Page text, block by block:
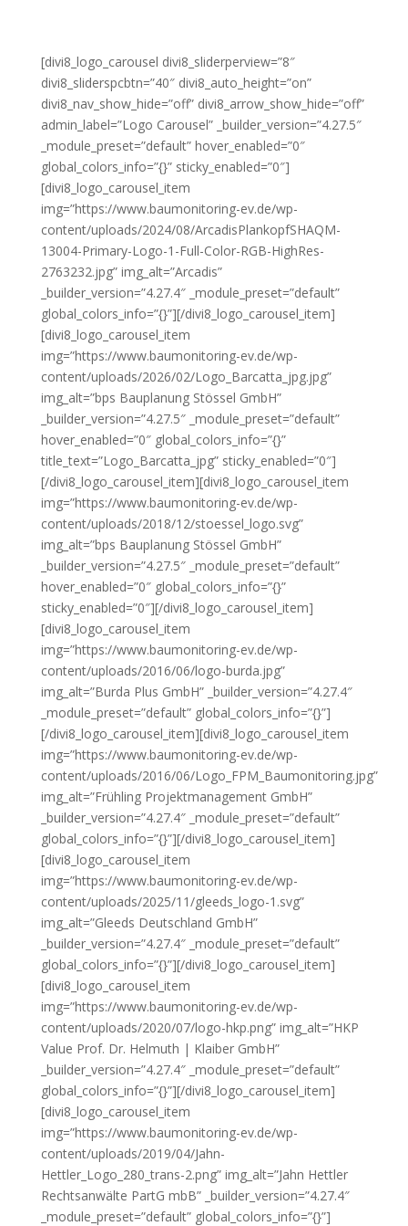
[divi8_logo_carousel divi8_sliderperview=”8″
divi8_sliderspcbtn=”40″ divi8_auto_height=”on”
divi8_nav_show_hide=”off” divi8_arrow_show_hide=”off”
admin_label=”Logo Carousel” _builder_version=”4.27.5″
_module_preset=”default” hover_enabled=”0″
global_colors_info=”{}” sticky_enabled=”0″]
[divi8_logo_carousel_item
img=”https://www.baumonitoring-ev.de/wp-
content/uploads/2024/08/ArcadisPlankopfSHAQM-
13004-Primary-Logo-1-Full-Color-RGB-HighRes-
2763232.jpg” img_alt=”Arcadis”
_builder_version=”4.27.4″ _module_preset=”default”
global_colors_info=”{}”][/divi8_logo_carousel_item]
[divi8_logo_carousel_item
img=”https://www.baumonitoring-ev.de/wp-
content/uploads/2026/02/Logo_Barcatta_jpg.jpg”
img_alt=”bps Bauplanung Stössel GmbH”
_builder_version=”4.27.5″ _module_preset=”default”
hover_enabled=”0″ global_colors_info=”{}”
title_text=”Logo_Barcatta_jpg” sticky_enabled=”0″]
[/divi8_logo_carousel_item][divi8_logo_carousel_item
img=”https://www.baumonitoring-ev.de/wp-
content/uploads/2018/12/stoessel_logo.svg”
img_alt=”bps Bauplanung Stössel GmbH”
_builder_version=”4.27.5″ _module_preset=”default”
hover_enabled=”0″ global_colors_info=”{}”
sticky_enabled=”0″][/divi8_logo_carousel_item]
[divi8_logo_carousel_item
img=”https://www.baumonitoring-ev.de/wp-
content/uploads/2016/06/logo-burda.jpg”
img_alt=”Burda Plus GmbH” _builder_version=”4.27.4″
_module_preset=”default” global_colors_info=”{}”]
[/divi8_logo_carousel_item][divi8_logo_carousel_item
img=”https://www.baumonitoring-ev.de/wp-
content/uploads/2016/06/Logo_FPM_Baumonitoring.jpg”
img_alt=”Frühling Projektmanagement GmbH”
_builder_version=”4.27.4″ _module_preset=”default”
global_colors_info=”{}”][/divi8_logo_carousel_item]
[divi8_logo_carousel_item
img=”https://www.baumonitoring-ev.de/wp-
content/uploads/2025/11/gleeds_logo-1.svg”
img_alt=”Gleeds Deutschland GmbH”
_builder_version=”4.27.4″ _module_preset=”default”
global_colors_info=”{}”][/divi8_logo_carousel_item]
[divi8_logo_carousel_item
img=”https://www.baumonitoring-ev.de/wp-
content/uploads/2020/07/logo-hkp.png” img_alt=”HKP
Value Prof. Dr. Helmuth | Klaiber GmbH”
_builder_version=”4.27.4″ _module_preset=”default”
global_colors_info=”{}”][/divi8_logo_carousel_item]
[divi8_logo_carousel_item
img=”https://www.baumonitoring-ev.de/wp-
content/uploads/2019/04/Jahn-
Hettler_Logo_280_trans-2.png” img_alt=”Jahn Hettler
Rechtsanwälte PartG mbB” _builder_version=”4.27.4″
_module_preset=”default” global_colors_info=”{}”]